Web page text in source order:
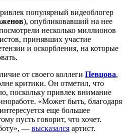
популярный видеоблогер
), опубликовавший на нее
несколько миллионов
принявших участие
и оскорбления, на которые
от своего коллеги Певцова,
критики. Он отметил, что
поскольку привлек внимание
«Может быть, благодаря
еще большее
пусть говорит, что хочет.
— высказался артист.